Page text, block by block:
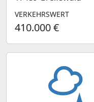
VERKEHRSWERT
410.000 €